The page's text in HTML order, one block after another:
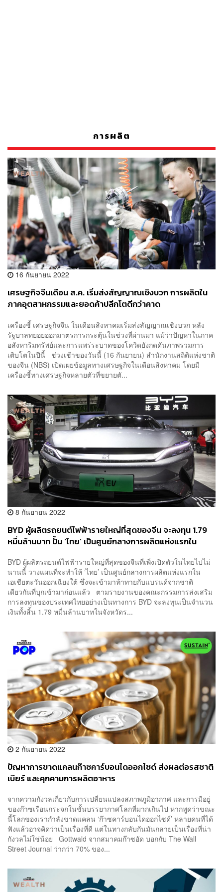
การผลิต
16 กันยายน 2022
เศรษฐกิจจีนเดือน ส.ค. เริ่มส่งสัญญาณเชิงบวก การผลิตใน
ภาคอุตสาหกรรมและยอดค้าปลีกโตดีกว่าคาด
เครื่องชี้ เศรษฐกิจจีน ในเดือนสิงหาคมเริ่มส่งสัญญาณเชิงบวก หลัง
รัฐบาลทยอยออกมาตรการกระตุ้นในช่วงที่ผ่านมา แม้ว่าปัญหาในภาค
อสังหาริมทรัพย์และการแพร่ระบาดของโควิดยังกดดันภาพรวมการ
เติบโตในปีนี้ ช่วงเช้าของวันนี้ (16 กันยายน) สำนักงานสถิติแห่งชาติ
ของจีน (NBS) เปิดเผยข้อมูลทางเศรษฐกิจในเดือนสิงหาคม โดยมี
เครื่องชี้ทางเศรษฐกิจหลายตัวที่ขยายตั...
8 กันยายน 2022
BYD ผู้ผลิตรถยนต์ไฟฟ้ารายใหญ่ที่สุดของจีน จะลงทุน 1.79
หมื่นล้านบาท ปั้น ‘ไทย’ เป็นศูนย์กลางการผลิตแห่งแรกใน
BYD ผู้ผลิตรถยนต์ไฟฟ้ารายใหญ่ที่สุดของจีนที่เพิ่งเปิดตัวในไทยไปไม่
นานนี้ วางแผนที่จะทำให้ ‘ไทย’ เป็นศูนย์กลางการผลิตแห่งแรกใน
เอเชียตะวันออกเฉียงใต้ ซึ่งจะเข้ามาท้าทายกับแบรนด์จากชาติ
เดียวกันที่บุกเข้ามาก่อนแล้ว ตามรายงานของคณะกรรมการส่งเสริม
การลงทุนของประเทศไทยอย่างเป็นทางการ BYD จะลงทุนเป็นจำนวน
เงินทั้งสิ้น 1.79 หมื่นล้านบาทในจังหวัดร...
2 กันยายน 2022
ปัญหาการขาดแคลนก๊าซคาร์บอนไดออกไซด์ ส่งผลต่อรสชาติ
เบียร์ และคุกคามการผลิตอาหาร
จากความกังวลเกี่ยวกับการเปลี่ยนแปลงสภาพภูมิอากาศ และการมีอยู่
ของก๊าซเรือนกระจกในชั้นบรรยากาศโลกที่มากเกินไป หากพูดว่าขณะ
นี้โลกของเรากำลังขาดแคลน ‘ก๊าซคาร์บอนไดออกไซด์’ หลายคนที่ได้
ฟังแล้วอาจคิดว่าเป็นเรื่องที่ดี แต่ในทางกลับกันมันกลายเป็นเรื่องที่น่า
กังวลไม่ใช่น้อย Gottwald จากสมาคมก๊าซอัด บอกกับ The Wall
Street Journal ว่ากว่า 70% ของ...